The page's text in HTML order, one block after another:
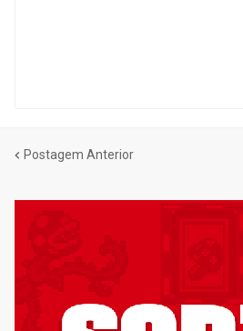
Postagem Anterior